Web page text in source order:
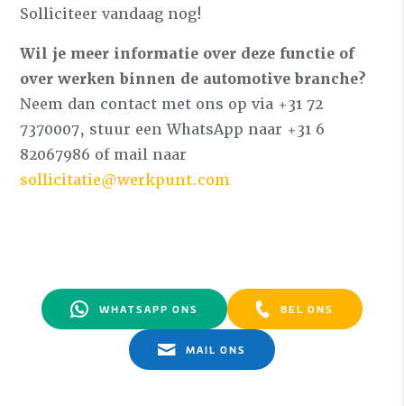
Solliciteer vandaag nog!
Wil je meer informatie over deze functie of
over werken binnen de automotive branche?
Neem dan contact met ons op via +31 72
7370007, stuur een WhatsApp naar +31 6
82067986 of mail naar
sollicitatie@werkpunt.com
WHATSAPP ONS BEL ONS
MAIL ONS